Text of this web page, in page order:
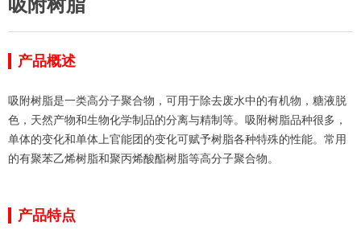
吸附树脂
产品概述
吸附树脂是一类高分子聚合物，可用于除去废水中的有机物，糖液脱
色，天然产物和生物化学制品的分离与精制等。吸附树脂品种很多，
单体的变化和单体上官能团的变化可赋予树脂各种特殊的性能。常用
的有聚苯乙烯树脂和聚丙烯酸酯树脂等高分子聚合物。
产品特点